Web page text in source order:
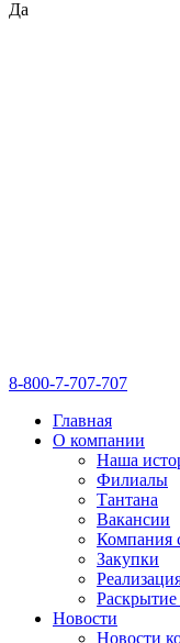
Да
8-800-7-707-707
Главная
О компании
Наша
Филиалы
Тантана
Вакансии
Компания
Закупки
Новости
Новости